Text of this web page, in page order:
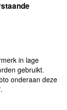
in lage
gebruikt.
onderaan deze